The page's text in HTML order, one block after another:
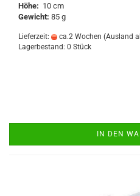
Höhe: 10 cm
Gewicht: 85 g
Lieferzeit: ca.2 Wochen (Ausland
Lagerbestand: 0 Stück
IN DEN